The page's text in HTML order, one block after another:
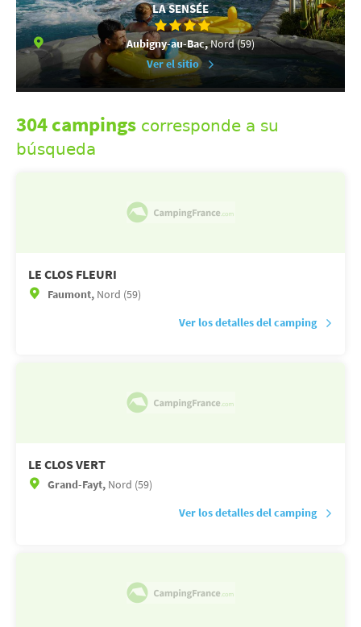
LA SENSÉE
Aubigny-au-Bac,Nord (59)
Ver el sitio
304 campings corresponde a su
búsqueda
LE CLOS FLEURI
Faumont, Nord (59)
Ver los detalles del camping
LE CLOS VERT
Grand-Fayt, Nord (59)
Ver los detalles del camping